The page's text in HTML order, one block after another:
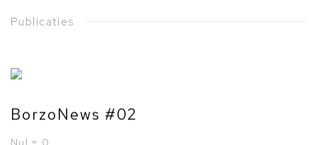
Publicaties
BorzoNews #02
Nul = 0